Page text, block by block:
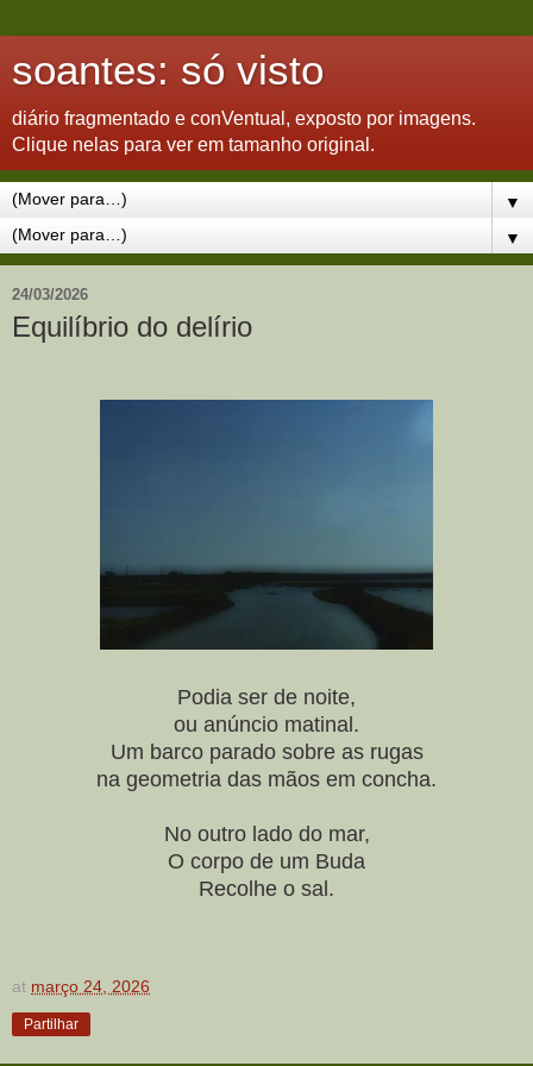
soantes: só visto
diário fragmentado e conVentual, exposto por imagens.
Clique nelas para ver em tamanho original.
▼
▼
24/03/2026
Equilíbrio do delírio
Podia ser de noite,
ou anúncio matinal.
Um barco parado sobre as rugas
na geometria das mãos em concha.
No outro lado do mar,
O corpo de um Buda
Recolhe o sal.
at março 24, 2026
Partilhar